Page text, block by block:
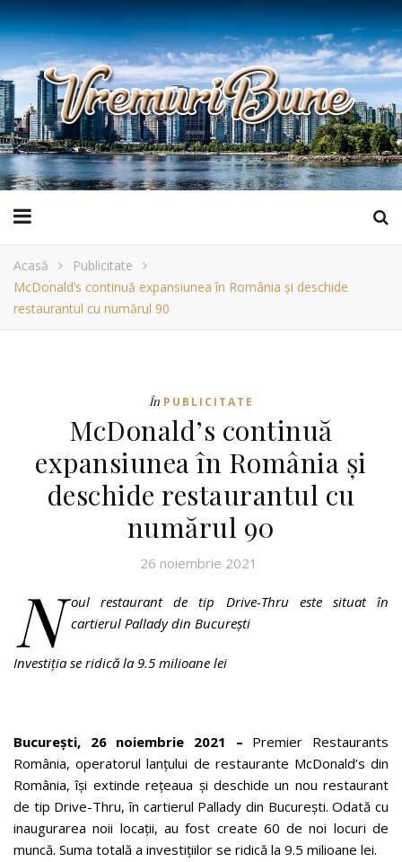
Acasă
Publicitate
McDonald’s continuă expansiunea în România și deschide
restaurantul cu numărul 90
În PUBLICITATE
McDonald’s continuă
expansiunea în România și
deschide restaurantul cu
numărul 90
26 noiembrie 2021
N oul restaurant de tip Drive-Thru este situat în
cartierul Pallady din București
Investiția se ridică la 9.5 milioane lei
București, 26 noiembrie 2021 – Premier Restaurants
România, operatorul lanțului de restaurante McDonald’s din
România, își extinde rețeaua și deschide un nou restaurant
de tip Drive-Thru, în cartierul Pallady din București. Odată cu
inaugurarea noii locații, au fost create 60 de noi locuri de
muncă. Suma totală a investițiilor se ridică la 9.5 milioane lei.